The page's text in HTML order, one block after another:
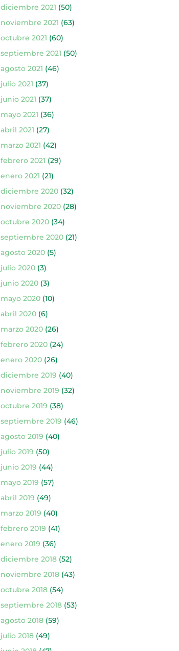
diciembre 2021 (50)
noviembre 2021 (63)
octubre 2021 (60)
septiembre 2021 (50)
agosto 2021 (46)
julio 2021 (37)
junio 2021 (37)
mayo 2021 (36)
abril 2021 (27)
marzo 2021 (42)
febrero 2021 (29)
enero 2021 (21)
diciembre 2020(32)
noviembre 2020(28)
octubre 2020(34)
septiembre 2020(21)
agosto 2020(5)
julio 2020(3)
junio 2020(3)
mayo 2020(10)
abril 2020(6)
marzo 2020(26)
febrero 2020(24)
enero 2020(26)
diciembre 2019 (40)
noviembre 2019 (32)
octubre 2019 (38)
septiembre 2019 (46)
agosto 2019 (40)
julio 2019 (50)
junio 2019 (44)
mayo 2019 (57)
abril 2019 (49)
marzo 2019 (40)
febrero 2019 (41)
enero 2019 (36)
diciembre 2018(52)
noviembre 2018(43)
octubre 2018(54)
septiembre 2018(53)
agosto 2018(59)
julio 2018(49)